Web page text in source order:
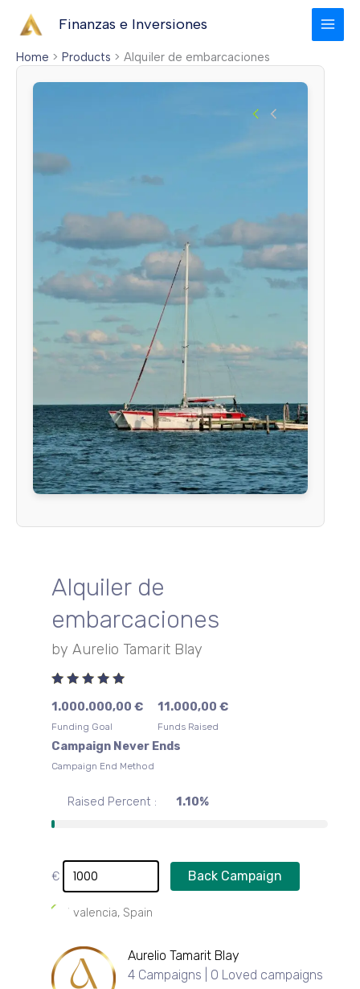
Finanzas e Inversiones
Home Products Alquiler de embarcaciones
Alquiler de
embarcaciones
byAurelio Tamarit Blay
5.00out
1.000.000,00€
Funding Goal
11.000,00€
Funds Raised
Campaign Never Ends
Campaign End Method
Raised Percent : 1.10%
€ Back Campaign
valencia, Spain
Aurelio Tamarit Blay
4 Campaigns | 0 Loved campaigns